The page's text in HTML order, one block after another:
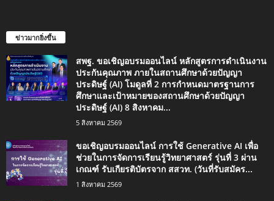
ข่าวมากยิ่งขึ้น
สพฐ. ขอเชิญอบรมออนไลน์ หลักสูตรการดำเนินงาน
ประกันคุณภาพ ภายในสถานศึกษาด้วยปัญญา
ประดิษฐ์ (AI) โมดูลที่ 2 การกำหนดมาตรฐานการ
ศึกษาและเป้าหมายของสถานศึกษาด้วยปัญญา
ประดิษฐ์ (AI) 8 สิงหาคม...
5 สิงหาคม 2569
ขอเชิญอบรมออนไลน์ การใช้ Generative AI เพื่อ
ช่วยในการจัดการเรียนรู้วิทยาศาสตร์ รุ่นที่ 3 ผ่าน
เกณฑ์ รับเกียรติบัตรจาก สสวท. (วันที่รับสมัคร...
1 สิงหาคม 2569